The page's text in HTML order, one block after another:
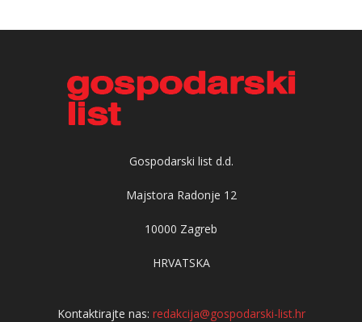
Gospodarski list d.d.
Majstora Radonje 12
10000 Zagreb
HRVATSKA
Kontaktirajte nas: redakcija@gospodarski-list.hr